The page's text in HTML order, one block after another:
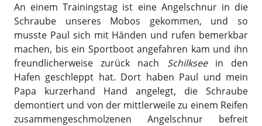
An einem Trainingstag ist eine Angelschnur in die
Schraube unseres Mobos gekommen, und so
musste Paul sich mit Händen und rufen bemerkbar
machen, bis ein Sportboot angefahren kam und ihn
freundlicherweise zurück nach Schilksee in den
Hafen geschleppt hat. Dort haben Paul und mein
Papa kurzerhand Hand angelegt, die Schraube
demontiert und von der mittlerweile zu einem Reifen
zusammengeschmolzenen Angelschnur befreit